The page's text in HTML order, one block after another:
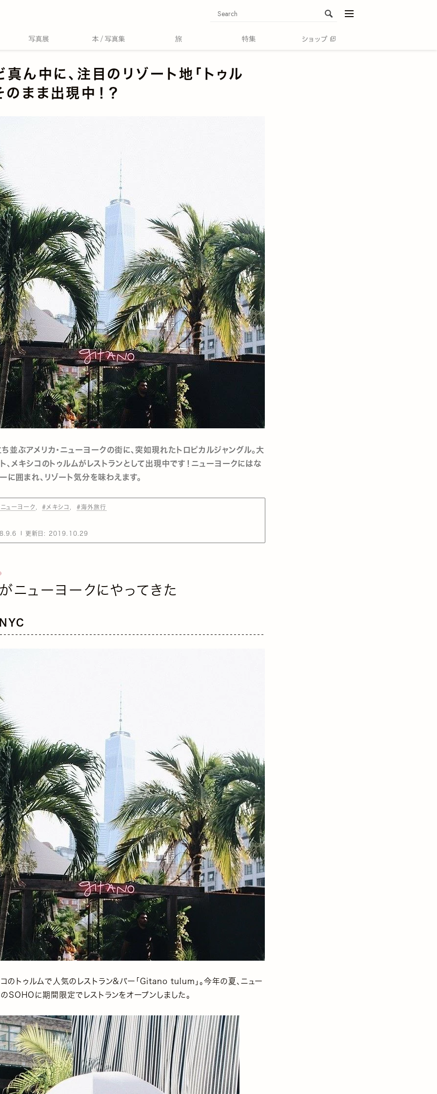
ん中に、注目のリゾート地「トゥル
のまま出現中！？
並ぶアメリカ・ニューヨークの街に、突如現れたトロピカルジャングル。大
、メキシコのトゥルムがレストランとして出現中です！ニューヨークにはな
に囲まれ、リゾート気分を味わえます。
ューヨーク #メキシコ #海外旅行
更新日: 2019.10.29
ニューヨークにやってきた
のトゥルムで人気のレストラン&バー「Gitano tulum」。今年の夏、ニュー
SOHOに期間限定でレストランをオープンしました。